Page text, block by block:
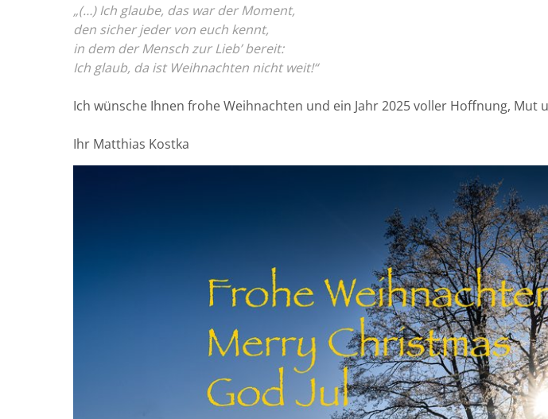
„(…) Ich glaube, das war der Moment,
den sicher jeder von euch kennt,
in dem der Mensch zur Lieb’ bereit:
Ich glaub, da ist Weihnachten nicht weit!“
Ich wünsche Ihnen frohe Weihnachten und ein Jahr 2025 voller Hoffnung, Mut
Ihr Matthias Kostka